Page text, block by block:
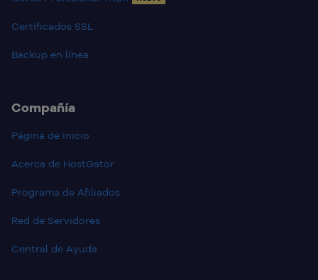
Certificados SSL
Backup en línea
Compañía
Página de inicio
Acerca de HostGator
Programa de Afiliados
Red de Servidores
Central de Ayuda